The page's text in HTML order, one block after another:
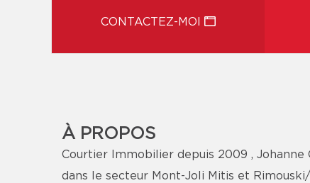
CONTACTEZ-MOI
À PROPOS
Courtier Immobilier depuis 2009 , Johanne
dans le secteur Mont-Joli Mitis et